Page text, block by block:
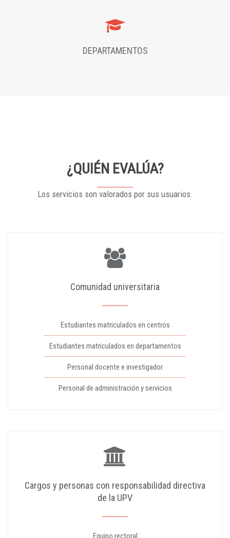
DEPARTAMENTOS
¿QUIÉN EVALÚA?
Los servicios son valorados por sus usuarios.
Comunidad universitaria
Estudiantes matriculados en centros
Estudiantes matriculados en departamentos
Personal docente e investigador
Personal de administración y servicios
Cargos y personas con responsabilidad directiva
de la UPV
Equipo rectoral